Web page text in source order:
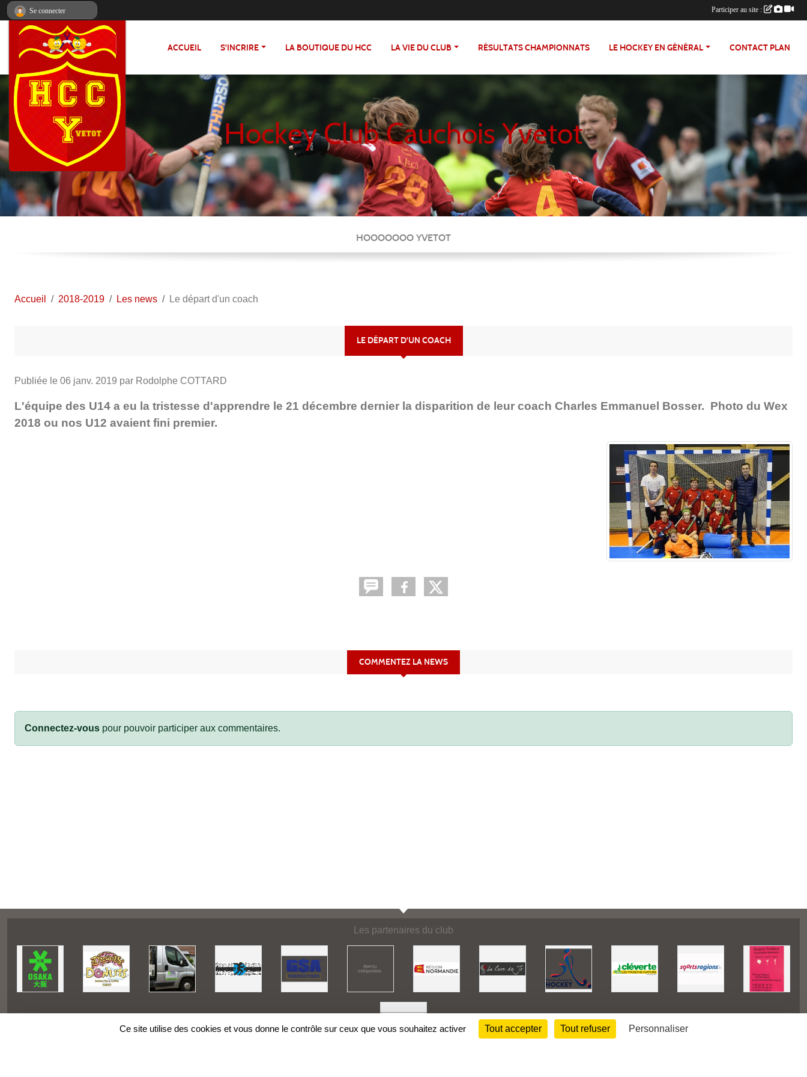
ACCUEIL S'INCRIRE LA BOUTIQUE DU HCC LA VIE DU CLUB RÉSULTATS CHAMPIONNATS LE HOCKEY EN GÉNÉRAL CONTACT PLAN
Hockey Club Cauchois Yvetot
HOOOOOOO YVETOT
Accueil 2018-2019 Les news Le départ d'un coach
LE DÉPART D'UN COACH
Publiée le 06 janv. 2019 par Rodolphe COTTARD
L'équipe des U14 a eu la tristesse d'apprendre le 21 décembre dernier la disparition de leur coach Charles Emmanuel Bosser. Photo du Wex
2018 ou nos U12 avaient fini premier.
COMMENTEZ LA NEWS
Connectez-vous pour pouvoir participer aux commentaires.
Les partenaires du club
Se connecter Participer au site :
Panneau de gestion des cookies
Ce site utilise des cookies et vous donne le contrôle sur ceux que vous souhaitez activer Tout accepter Tout refuser Personnaliser